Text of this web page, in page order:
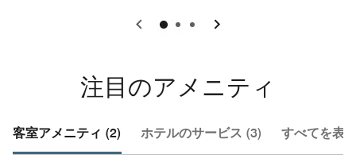
0 1 2
注目のアメニティ
客室アメニティ (2) ホテルのサービス (3) すべてを表